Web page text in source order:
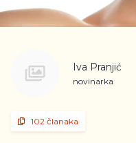
Iva Pranjić
novinarka
102 članaka